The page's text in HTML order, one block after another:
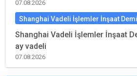
07.08.2026
Shanghai Vadeli İşlemler İnşaat
Shanghai Vadeli İşlemler İnşaat
ay vadeli
07.08.2026